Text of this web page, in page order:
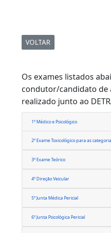
Exames
Os exames listados
condutor/candidato
realizado junto ao
1º Médico e Psicológico
2º Exame Toxicológico para as
3º Exame Teórico
4º Direção Veicular